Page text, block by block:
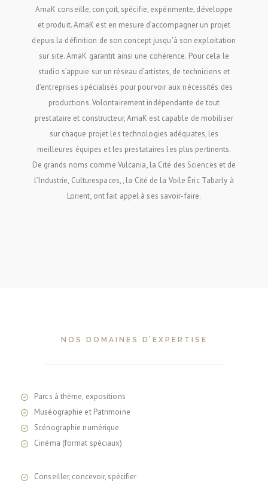
AmaK conseille, conçoit, spécifie, expérimente, développe
et produit. AmaK est en mesure d’accompagner un projet
depuis la définition de son concept jusqu'à son exploitation
sur site. AmaK garantit ainsi une cohérence. Pour cela le
studio s’appuie sur un réseau d’artistes, de techniciens et
d’entreprises spécialisés pour pourvoir aux nécessités des
productions. Volontairement indépendante de tout
prestataire et constructeur, AmaK est capable de mobiliser
sur chaque projet les technologies adéquates, les
meilleures équipes et les prestataires les plus pertinents.
De grands noms comme Vulcania, la Cité des Sciences et de
l’Industrie, Culturespaces, , la Cité de la Voile Éric Tabarly à
Lorient, ont fait appel à ses savoir-faire.
NOS DOMAINES D’EXPERTISE
Parcs à thème, expositions
Muséographie et Patrimoine
Scénographie numérique
Cinéma (format spéciaux)
Conseiller, concevoir, spécifier